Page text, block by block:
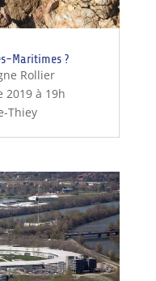
Maritimes ?
Rollier
2019 à 19h
Thiey